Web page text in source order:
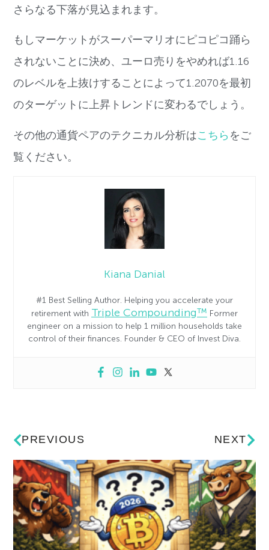
さらなる下落が見込まれます。
もしマーケットがスーパーマリオにピコピコ踊ら
されないことに決め、ユーロ売りをやめれば1.16
のレベルを上抜けすることによって1.2070を最初
のターゲットに上昇トレンドに変わるでしょう。
その他の通貨ペアのテクニカル分析はこちら をご
覧ください。
Kiana Danial
#1 Best Selling Author. Helping you accelerate your
retirement with Triple Compounding™ Former
engineer on a mission to help 1 million households take
control of their finances. Founder & CEO of Invest Diva.
PREVIOUS NEXT